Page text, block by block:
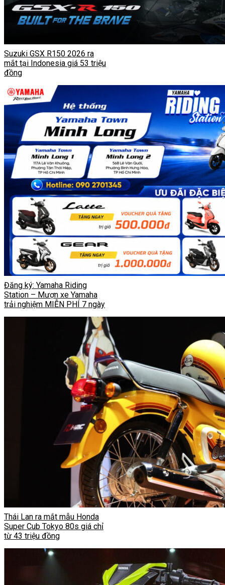
Suzuki GSX R150 2026 ra
mắt tại Indonesia giá 53 triệu
đồng
Đăng ký: Yamaha Riding
Station – Mượn xe Yamaha
trải nghiệm MIỄN PHÍ 7 ngày
Thái Lan ra mắt mẫu Honda
Super Cub Tokyo 80s giá chỉ
từ 43 triệu đồng